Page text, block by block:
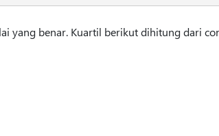
yang benar. Kuartil berikut dihitung dari